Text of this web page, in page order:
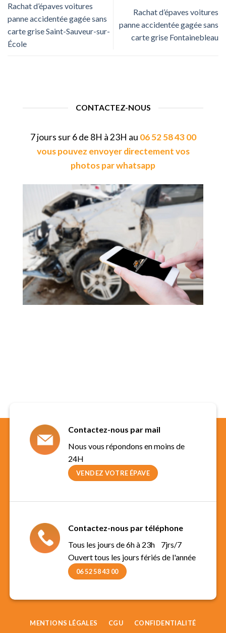
Rachat d’épaves voitures
panne accidentée gagée sans
carte grise Saint-Sauveur-sur-
École
Rachat d’épaves voitures
panne accidentée gagée sans
carte grise Fontainebleau
CONTACTEZ-NOUS
7 jours sur 6 de 8H à 23H au 06 52 58 43 00
vous pouvez envoyer directement vos
photos par whatsapp
Contactez-nous par mail
Nous vous répondons en moins de
24H
VENDEZ VOTRE ÉPAVE
Contactez-nous par téléphone
Tous les jours de 6h à 23h 7jrs/7
Ouvert tous les jours fériés de l'année
06 52 58 43 00
MENTIONS LÉGALES CGU CONFIDENTIALITÉ